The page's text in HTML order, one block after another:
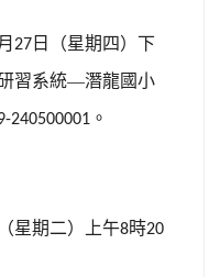
月 27 日（星期四）下
習系統—潛龍國小
240500001 。
星期二）上午8時20